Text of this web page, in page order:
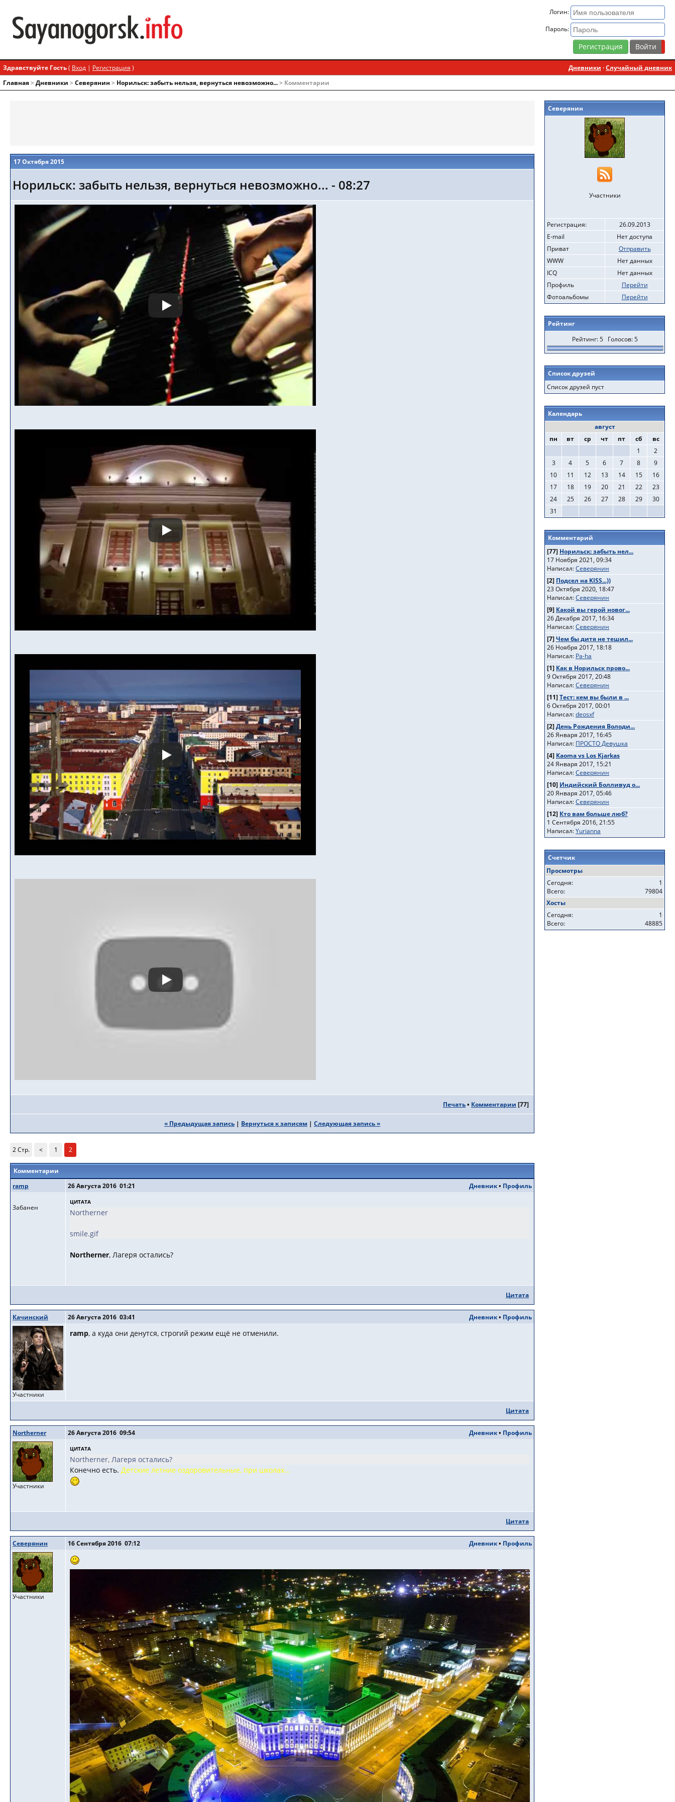
Логин:
Пароль:
Регистрация
Здравствуйте Гость( Вход | Регистрация ) Дневники ·Случайный дневник
Главная> Дневники > Северянин > Норильск: забыть нельзя, вернуться невозможно...> Комментарии
17 Октября 2015
Норильск: забыть нельзя, вернуться невозможно... - 08:27
Печать• Комментарии [77]
« Предыдущая запись | Вернуться к записям | Следующая запись »
2 Стр. < 1 2
Комментарии
ramp
Забанен
Дневник• Профиль
26 Августа 2016 01:21
ЦИТАТА
Northerner
smile.gif
Northerner, Лагеря остались?
Цитата
Качинский
Участники
Дневник• Профиль
26 Августа 2016 03:41
ramp, а куда они денутся, строгий режим ещё не отменили.
Цитата
Northerner
Участники
Дневник• Профиль
26 Августа 2016 09:54
ЦИТАТА
Northerner, Лагеря остались?
Конечно есть. Детские летние оздоровительные, при школах...
Цитата
Северянин
Участники
Дневник• Профиль
16 Сентября 2016 07:12
Северянин
Участники
Регистрация:
26.09.2013
E-mail
Нет доступа
Приват
Отправить
WWW
Нет данных
ICQ
Нет данных
Профиль
Перейти
Фотоальбомы
Перейти
Рейтинг
Рейтинг: 5 Голосов: 5
Список друзей
Список друзей пуст
Календарь
август
пн
вт ср чт пт сб
вс
1
2
3
4 5 6 7 8
9
10
11 12 13 14 15
16
17
18 19 20 21 22
23
24
25 26 27 28 29
30
31
Комментарий
[77] Норильск: забыть нел...
17 Ноября 2021, 09:34
Написал:Северянин
[2] Подсел на KISS...))
23 Октября 2020, 18:47
Написал:Северянин
[9] Какой вы герой новог...
26 Декабря 2017, 16:34
Написал:Северянин
[7]Чем бы дитя не тешил...
26 Ноября 2017, 18:18
Написал: Pa-ha
[1] Как в Норильск прово...
9 Октября 2017, 20:48
Написал:Северянин
[11]Тест: кем вы были в ...
6 Октября 2017, 00:01
Написал:deosxf
[2]День Рождения Володи...
26 Января 2017, 16:45
Написал: ПРОСТО Девушка
[4] Kaoma vs Los Kjarkas
24 Января 2017, 15:21
Написал:Северянин
[10] Индийский Болливуд о...
20 Января 2017, 05:46
Написал:Северянин
[12] Кто вам больше люб?
1 Сентября 2016, 21:55
Написал:Yurianna
Счетчик
Просмотры
1
Сегодня:
79804
Всего:
Хосты
1
Сегодня:
48885
Всего: